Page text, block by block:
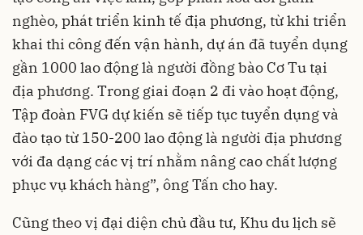
nghèo, phát triển kinh tế địa phương, từ khi triển
khai thi công đến vận hành, dự án đã tuyển dụng
gần 1000 lao động là người đồng bào Cơ Tu tại
địa phương. Trong giai đoạn 2 đi vào hoạt động,
Tập đoàn FVG dự kiến sẽ tiếp tục tuyển dụng và
đào tạo từ 150-200 lao động là người địa phương
với đa dạng các vị trí nhằm nâng cao chất lượng
phục vụ khách hàng”, ông Tấn cho hay.
Cũng theo vị đại diện chủ đầu tư, Khu du lịch sẽ